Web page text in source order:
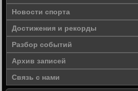
Новости спорта
Достижения и рекорды
Разбор событий
Архив записей
Связь с нами